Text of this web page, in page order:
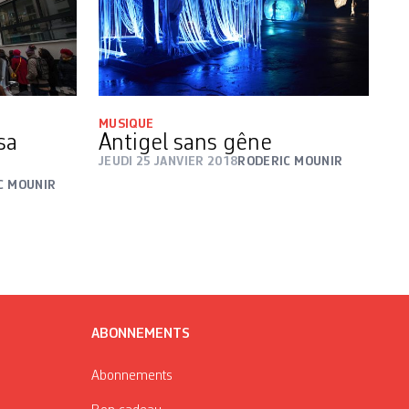
MOUNIR
MUSIQUE
Antigel sans gêne
JEUDI 25 JANVIER 2018 RODERIC MOUNIR
ABONNEMENTS
Abonnements